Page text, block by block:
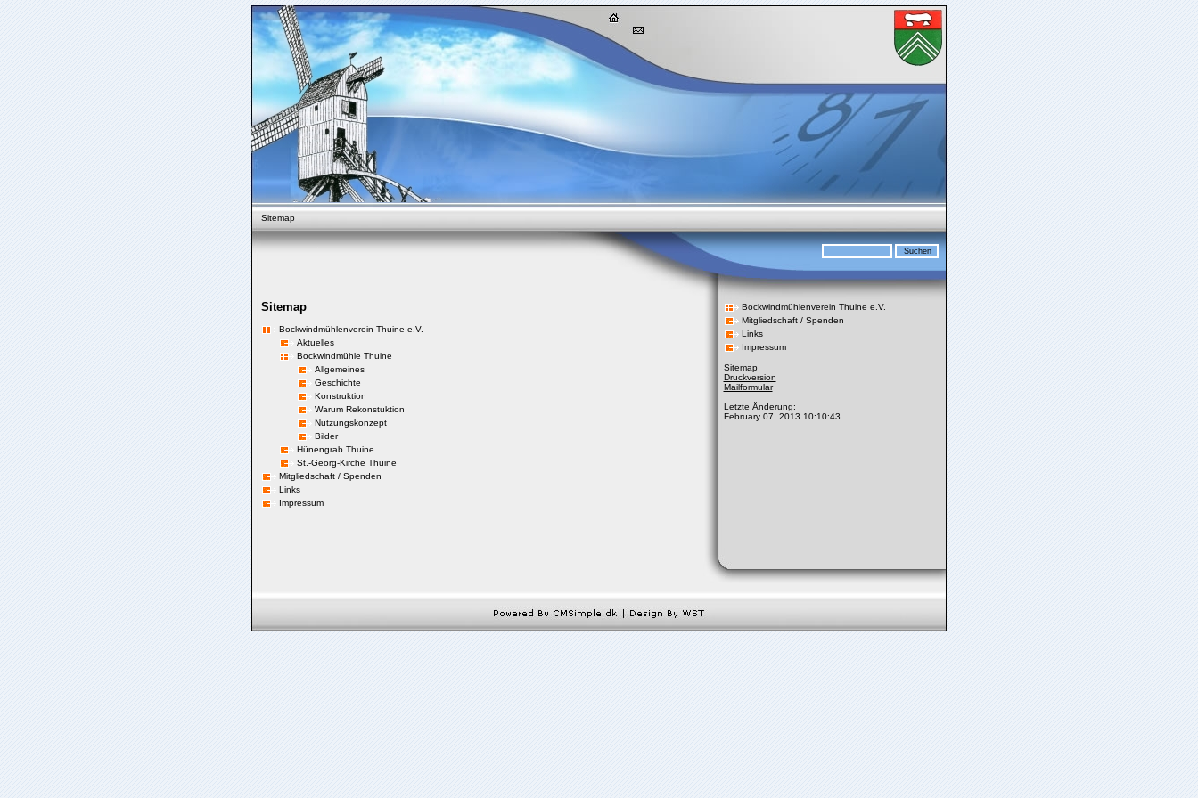
Sitemap
Sitemap
Bockwindmühlenverein Thuine e.V.
Aktuelles
Bockwindmühle Thuine
Allgemeines
Geschichte
Konstruktion
Warum Rekonstuktion
Nutzungskonzept
Bilder
Hünengrab Thuine
St.-Georg-Kirche Thuine
Mitgliedschaft / Spenden
Links
Impressum
Bockwindmühlenverein Thuine e.V.
Mitgliedschaft / Spenden
Links
Impressum
Sitemap
Druckversion
Mailformular
Letzte Änderung:
February 07. 2013 10:10:43